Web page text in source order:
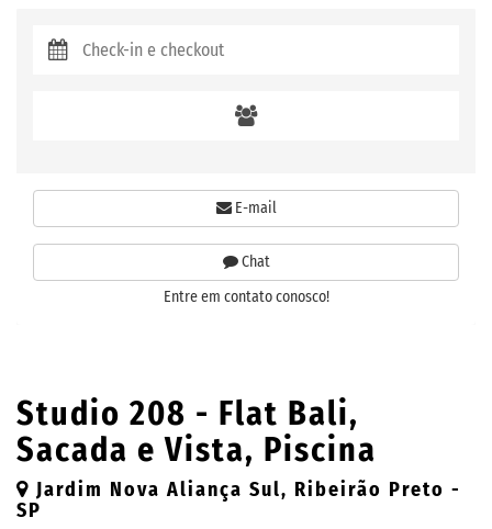
Studio 208 - Flat Bali,
Sacada e Vista, Piscina
Jardim Nova Aliança Sul, Ribeirão Preto -
SP
E-mail
Chat
Entre em contato conosco!